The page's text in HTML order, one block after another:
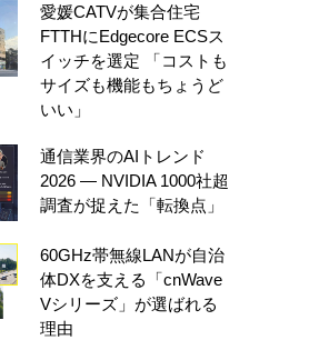
愛媛CATVが集合住宅
FTTHにEdgecore ECSス
イッチを選定 「コストも
サイズも機能もちょうど
いい」
通信業界のAIトレンド
2026 ― NVIDIA 1000社超
調査が捉えた「転換点」
60GHz帯無線LANが自治
体DXを支える「cnWave
Vシリーズ」が選ばれる
理由